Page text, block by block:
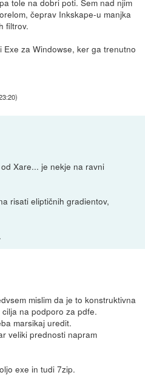
čeprav Inkskape-u manjka
filtrov.
za Windowse, ker ga trenutno
)
Xare... je nekje na ravni
risati eliptičnih gradientov,
mislim da je to konstruktivna
na podporo za pdfe.
marsikaj uredit.
veliki prednosti napram
exe in tudi 7zip.